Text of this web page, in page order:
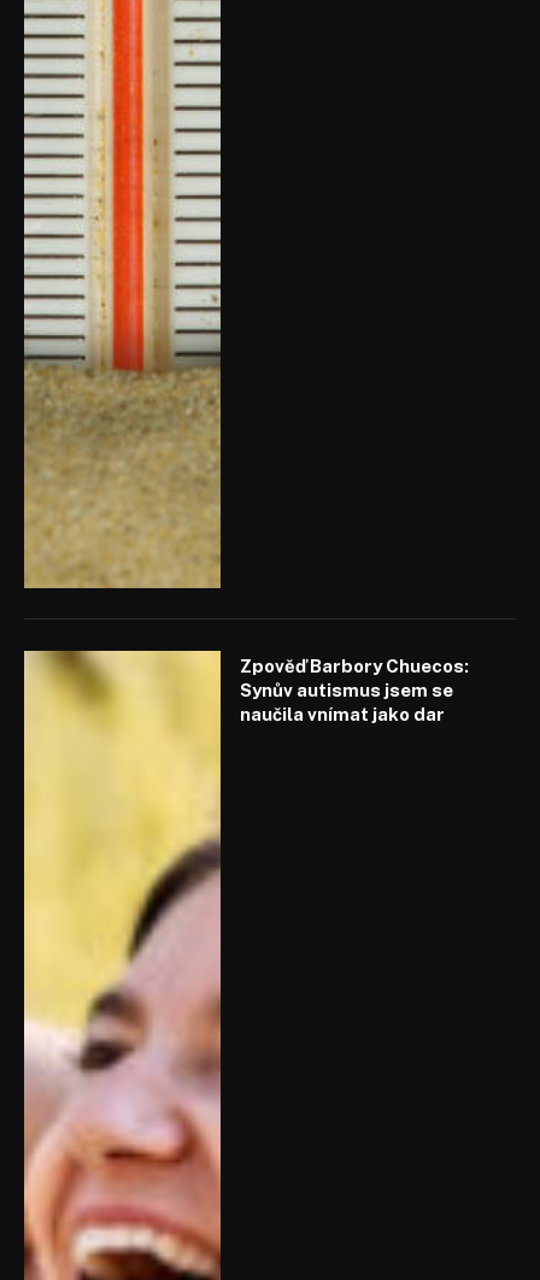
Zpověď Barbory Chuecos:
Synův autismus jsem se
naučila vnímat jako dar